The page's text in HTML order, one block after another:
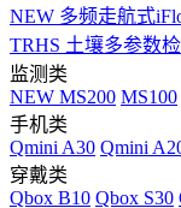
NEW 多频走航式
TRHS 土壤多参数
监测类
NEW MS200 MS100
手机类
Qmini A30 Qmini
穿戴类
Qbox B10 Qbox S30